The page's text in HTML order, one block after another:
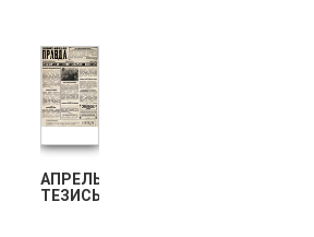
АПРЕЛЬСКИЕ
ТЕЗИСЫ